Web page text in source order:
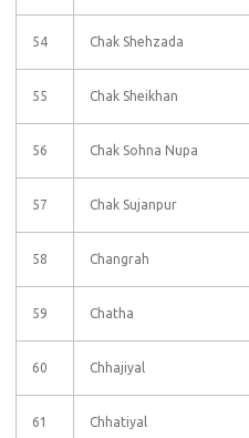
54 Chak Shehzada
55 Chak Sheikhan
56 Chak Sohna Nupa
57 Chak Sujanpur
58 Changrah
59 Chatha
60 Chhajiyal
61 Chhatiyal